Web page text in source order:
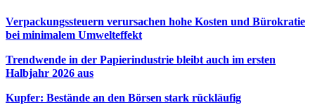
Verpackungssteuern verursachen hohe Kosten und Bürokratie
bei minimalem Umwelteffekt
Trendwende in der Papierindustrie bleibt auch im ersten
Halbjahr 2026 aus
Kupfer: Bestände an den Börsen stark rückläufig